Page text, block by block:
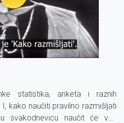
statistika, anketa i raznih
kako naučiti pravilno razmišljati
svakodnevicu naučit će vas